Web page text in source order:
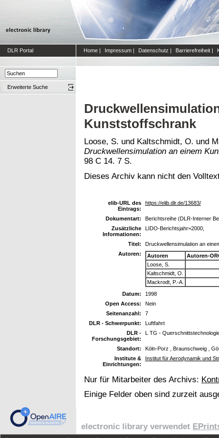
DLR Portal Home | Impressum | Datenschutz | Barrierefreiheit |
Erweiterte Suche
Kunststoffschrank
Loose, S. und Kaltschmidt, O. und
Druckwellensimulation an einem
98 C 14. 7 S.
Dieses Archiv kann nicht den
elib-URL des
Eintrags:
https://elib.dlr.de/13683/
Dokumentart:
Berichtsreihe (DLR-Interner
Zusätzliche
Informationen:
LIDO-Berichtsjahr=2000,
Titel:
Druckwellensimulation an
Autoren:
Autoren
Autoren-
Loose, S.
Kaltschmidt, O.
Mackrodt, P.-A.
Datum:
1998
Open Access:
Nein
Seitenanzahl:
7
DLR - Schwerpunkt:
Luftfahrt
DLR -
Forschungsgebiet:
L TG -
Standort:
Köln-Porz , Braunschweig ,
Institute &
Einrichtungen:
Institut für Aerodynamik und
Nur für Mitarbeiter des Archivs:
Einige Felder oben sind zurzeit
electronic library verwendet